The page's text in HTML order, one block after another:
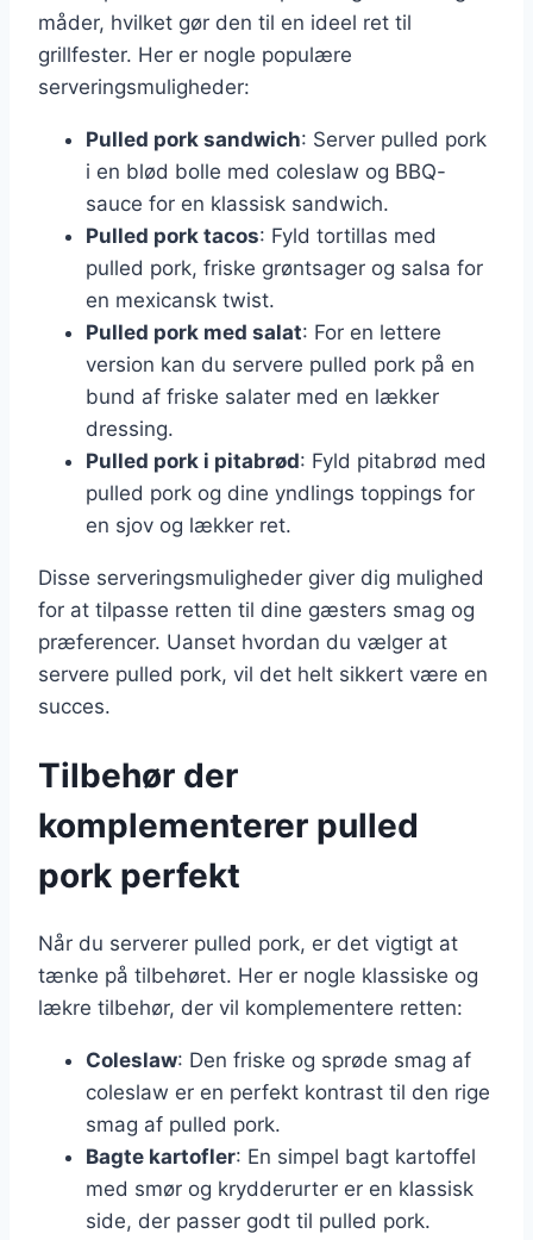
måder, hvilket gør den til en ideel ret til
grillfester. Her er nogle populære
serveringsmuligheder:
Pulled pork sandwich: Server pulled pork
i en blød bolle med coleslaw og BBQ-
sauce for en klassisk sandwich.
Pulled pork tacos: Fyld tortillas med
pulled pork, friske grøntsager og salsa for
en mexicansk twist.
Pulled pork med salat: For en lettere
version kan du servere pulled pork på en
bund af friske salater med en lækker
dressing.
Pulled pork i pitabrød: Fyld pitabrød med
pulled pork og dine yndlings toppings for
en sjov og lækker ret.
Disse serveringsmuligheder giver dig mulighed
for at tilpasse retten til dine gæsters smag og
præferencer. Uanset hvordan du vælger at
servere pulled pork, vil det helt sikkert være en
succes.
Tilbehør der
komplementerer pulled
pork perfekt
Når du serverer pulled pork, er det vigtigt at
tænke på tilbehøret. Her er nogle klassiske og
lækre tilbehør, der vil komplementere retten:
Coleslaw: Den friske og sprøde smag af
coleslaw er en perfekt kontrast til den rige
smag af pulled pork.
Bagte kartofler: En simpel bagt kartoffel
med smør og krydderurter er en klassisk
side, der passer godt til pulled pork.